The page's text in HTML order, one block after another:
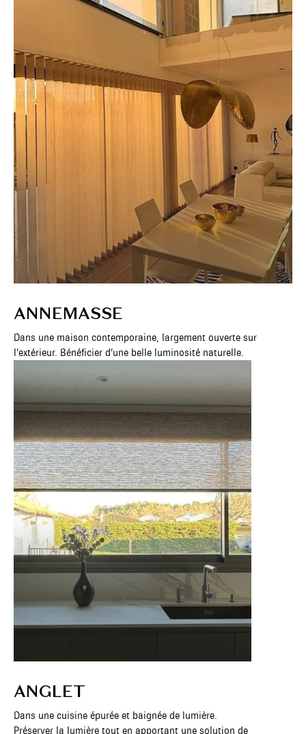
ANNEMASSE
Dans une maison contemporaine, largement ouverte sur
l’extérieur. Bénéficier d’une belle luminosité naturelle.
ANGLET
Dans une cuisine épurée et baignée de lumière.
Préserver la lumière tout en apportant une solution de